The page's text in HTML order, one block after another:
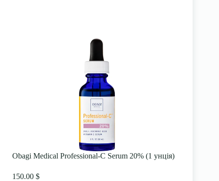
Obagi Medical Professional-C Serum 20% (1 унція)
150.00 $